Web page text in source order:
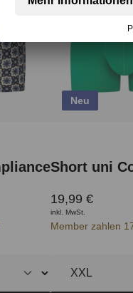
Neu
Short uni
19,99 €
inkl. MwSt.
Member zahlen